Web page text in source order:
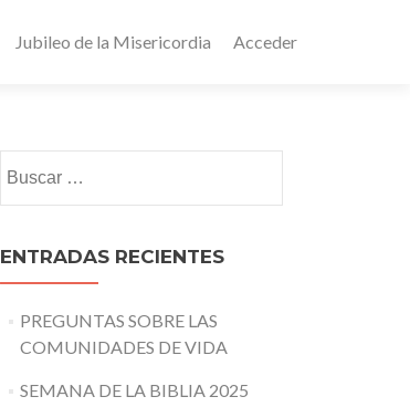
Jubileo de la Misericordia Acceder
ENTRADAS RECIENTES
PREGUNTAS SOBRE LAS
COMUNIDADES DE VIDA
SEMANA DE LA BIBLIA 2025